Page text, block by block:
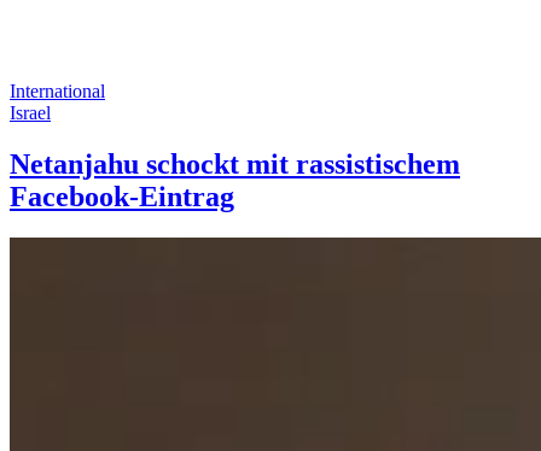
International
Israel
Netanjahu schockt mit rassistischem
Facebook-Eintrag